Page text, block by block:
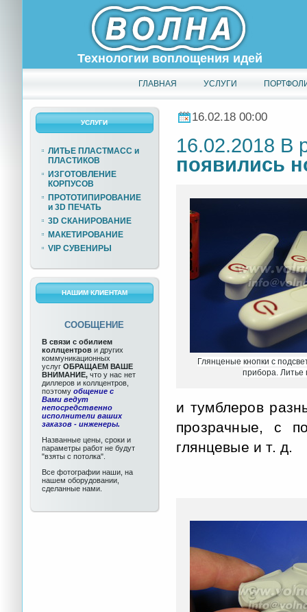
Технологии воплощения идей
ГЛАВНАЯ УСЛУГИ
УСЛУГИ
ЛИТЬЕ ПЛАСТМАСС и
ПЛАСТИКОВ
ИЗГОТОВЛЕНИЕ
КОРПУСОВ
ПРОТОТИПИРОВАНИЕ
и 3D ПЕЧАТЬ
3D СКАНИРОВАНИЕ
МАКЕТИРОВАНИЕ
VIP СУВЕНИРЫ
НАШИМ КЛИЕНТАМ
СООБЩЕНИЕ
В связи с обилием
коллцентров и других
коммуникационных
услуг ОБРАЩАЕМ ВАШЕ
ВНИМАНИЕ, что у нас нет
диллеров и коллцентров,
поэтому общение с
Вами ведут
непосредственно
исполнители ваших
заказов - инженеры.
Названные цены, сроки и
параметры работ не будут
"взяты с потолка".
Все фотографии наши, на
нашем оборудовании,
сделанные нами.
16.02.18 00:00
16.02.2018 В
появились
Глянценые кнопки с
прибора. Литье
и тумблеров
прозрачные, с
глянцевые и т. д.